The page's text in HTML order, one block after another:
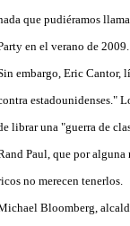
que pudiéramos
en el verano de 2009.
embargo, Eric Cantor,
estadounidenses."
librar una "guerra de
Paul, que por alguna
no merecen tenerlos.
Bloomberg,